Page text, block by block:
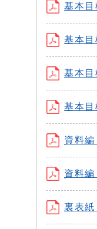
基本
基本
基本
基本
資料
資料
裏表